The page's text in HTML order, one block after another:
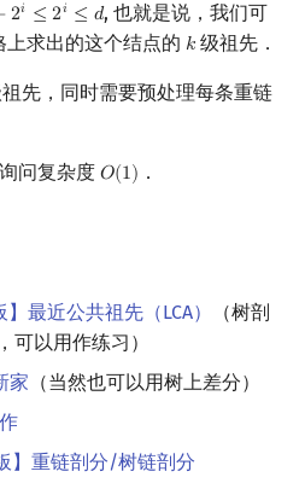
2𝑖 ≤ 2𝑖 ≤ 𝑑
i ≤2 i≤d
, 也就是说，我们可
求出的这个结点的 𝑘
k级祖先．
先，同时需要预处理每条重链
问复杂度 𝑂(1)
O(1) ．
】最近公共祖先（LCA）
（树剖
可以用作练习）
家 （当然也可以用树上差分）
】重链剖分/树链剖分